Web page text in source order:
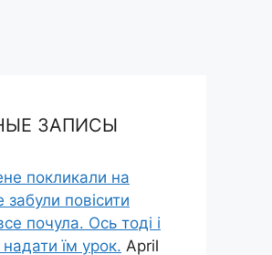
ЗАПИСЫ
покликали на
забули повісити
почула. Ось тоді і
їм урок. April